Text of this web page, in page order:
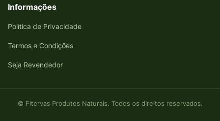
Informações
Política de Privacidade
Termos e Condições
Seja Revendedor
© Fitervas Produtos Naturais. Todos os direitos reservados.